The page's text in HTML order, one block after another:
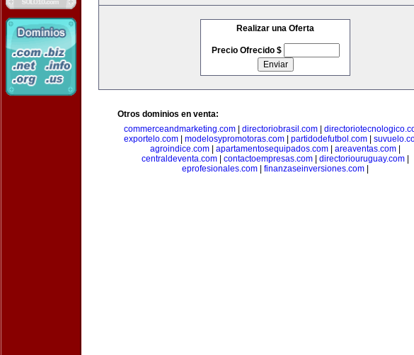
Realizar una Oferta
Precio Ofrecido $
Otros dominios en venta:
commerceandmarketing.com| directoriobrasil.com|
exportelo.com
modelosypromotoras.com partidodefutbol.com
agroindice.com
apartamentosequipados.com areaventas.com
centraldeventa.com
contactoempresas.com directoriouruguay.com
eprofesionales.com
finanzaseinversiones.com